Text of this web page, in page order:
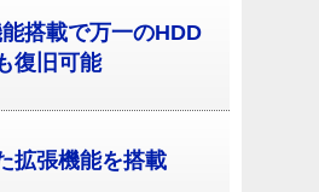
搭載で万一のHDD
復旧可能
拡張機能を搭載